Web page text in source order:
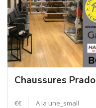
Chaussures Prado
€€ A la une_small